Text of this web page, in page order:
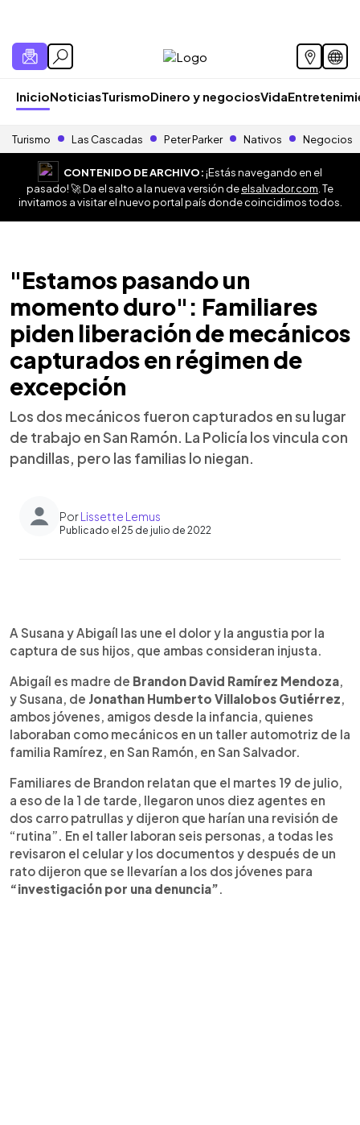
InicioNoticiasTurismoDinero y negociosVida
Turismo Las Cascadas Peter Parker Nativos Negocios
CONTENIDO DE ARCHIVO:¡Estás navegando en el
pasado! 🚀 Da el salto a la nueva versión deelsalvador.com . Te
invitamos a visitar el nuevo portal país donde coincidimos todos.
"Estamos pasando un
momento duro": Familiares
piden liberación de mecánicos
capturados en régimen de
excepción
Los dos mecánicos fueron capturados en su lugar
de trabajo en San Ramón. La Policía los vincula con
pandillas, pero las familias lo niegan.
PorLissette Lemus
Publicado el 25 de julio de 2022
Escuchar artículo
A Susana y Abigaíl las une el dolor y la angustia por la
captura de sus hijos, que ambas consideran injusta.
Abigaíl es madre de Brandon David Ramírez Mendoza,
y Susana, de Jonathan Humberto Villalobos Gutiérrez,
ambos jóvenes, amigos desde la infancia, quienes
laboraban como mecánicos en un taller automotriz de la
familia Ramírez, en San Ramón, en San Salvador.
Familiares de Brandon relatan que el martes 19 de julio,
a eso de la 1 de tarde, llegaron unos diez agentes en
dos carro patrullas y dijeron que harían una revisión de
“rutina”. En el taller laboran seis personas, a todas les
revisaron el celular y los documentos y después de un
rato dijeron que se llevarían a los dos jóvenes para
“investigación por una denuncia”.